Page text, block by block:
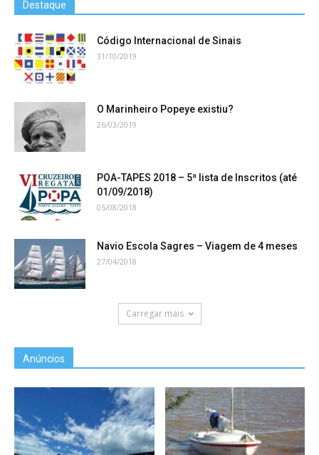
Destaque
Código Internacional de Sinais
31/10/2019
O Marinheiro Popeye existiu?
26/03/2019
POA-TAPES 2018 – 5ª lista de Inscritos (até
01/09/2018)
05/08/2018
Navio Escola Sagres – Viagem de 4 meses
27/04/2018
Carregar mais
Anúncios